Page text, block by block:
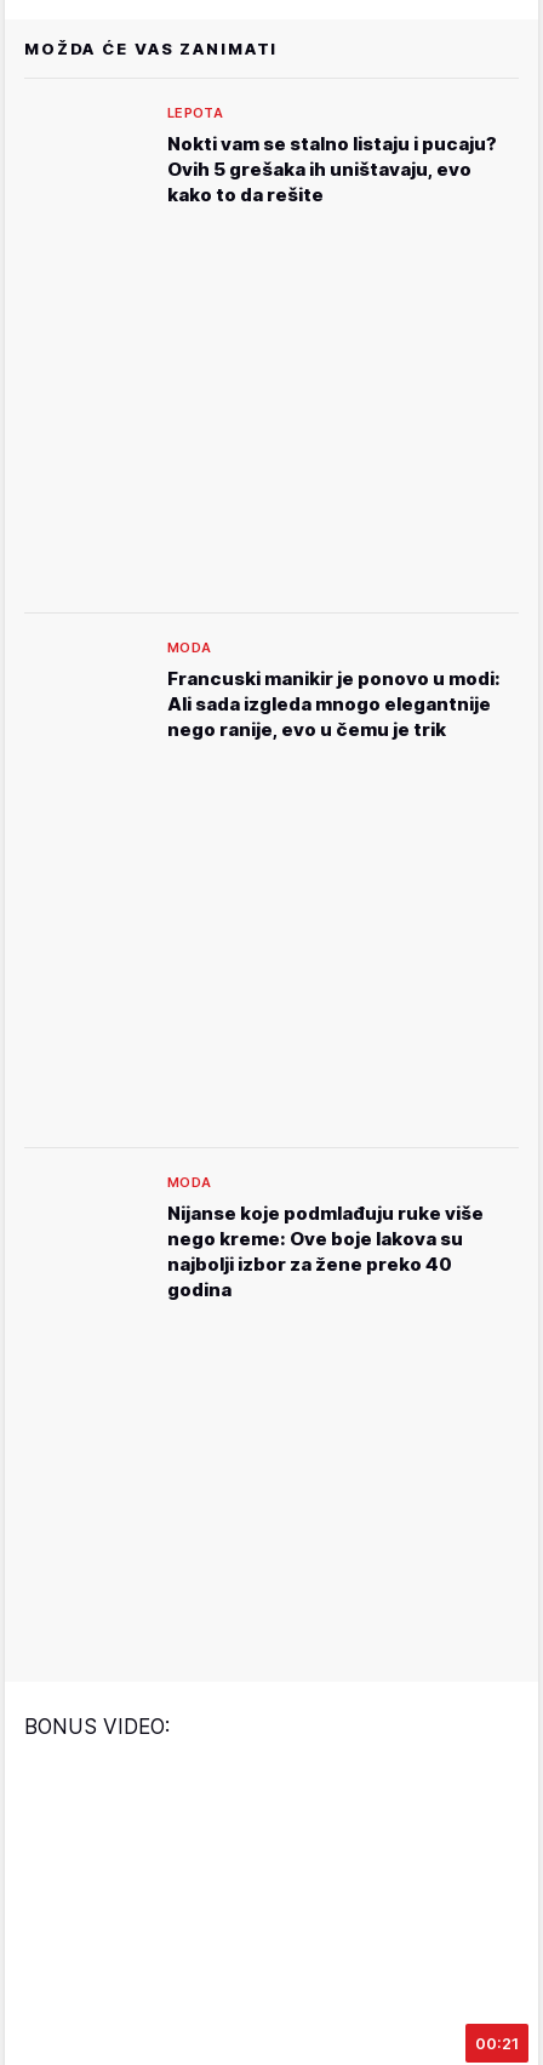
MOŽDA ĆE VAS ZANIMATI
LEPOTA
Nokti vam se stalno listaju i pucaju?
Ovih 5 grešaka ih uništavaju, evo
kako to da rešite
MODA
Francuski manikir je ponovo u modi:
Ali sada izgleda mnogo elegantnije
nego ranije, evo u čemu je trik
MODA
Nijanse koje podmlađuju ruke više
nego kreme: Ove boje lakova su
najbolji izbor za žene preko 40
godina
BONUS VIDEO:
00:21